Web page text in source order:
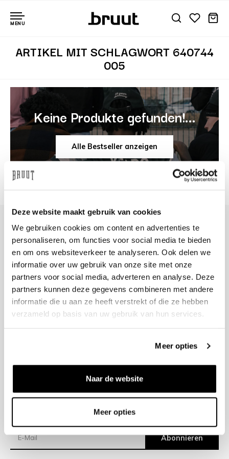
Deze website maakt gebruik van cookies
We gebruiken cookies om content en advertenties te
personaliseren, om functies voor social media te bieden
en om ons websiteverkeer te analyseren. Ook delen we
informatie over uw gebruik van onze site met onze
partners voor social media, adverteren en analyse. Deze
partners kunnen deze gegevens combineren met andere
informatie die u aan ze heeft verstrekt of die ze hebben
verzameld op basis van uw gebruik van hun services.
Meer opties
Naar de website
Meer opties
MENU
ARTIKEL MIT SCHLAGWORT 640744
005
Keine Produkte gefunden!...
Alle Bestseller anzeigen
+31 23 205 2006
info@bruut.nl
Kontakt Formular
Öffnen 11:00 - 21:00
ÖFFNUNGSZEITEN ANZEIGEN
Versand
Abonnieren